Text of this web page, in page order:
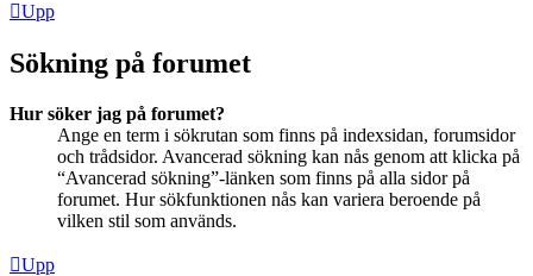
Upp
Sökning på forumet
Hur söker jag på forumet?
Ange en term i sökrutan som finns på indexsidan, forumsidor
och trådsidor. Avancerad sökning kan nås genom att klicka på
“Avancerad sökning”-länken som finns på alla sidor på
forumet. Hur sökfunktionen nås kan variera beroende på
vilken stil som används.
Upp